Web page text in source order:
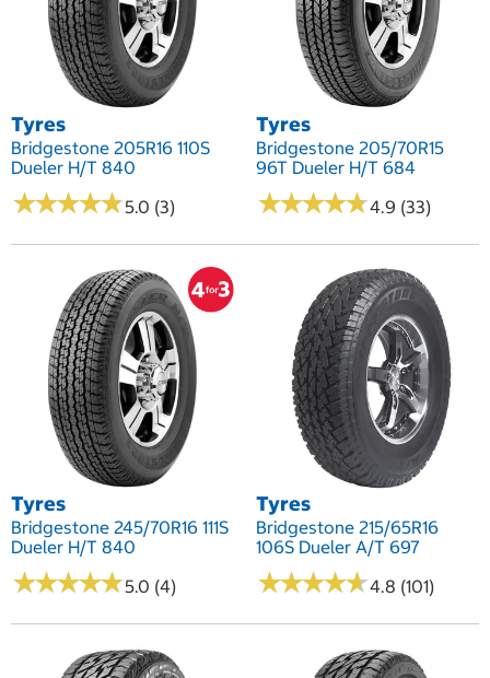
Tyres
Bridgestone 205R16 110S
Dueler H/T 840
★★★★★
★★★★★5.0 (3)
Tyres
Bridgestone 205/70R15
96T Dueler H/T 684
★★★★★
★★★★★4.9 (33)
Tyres
Bridgestone 245/70R16 111S
Dueler H/T 840
★★★★★
★★★★★5.0 (4)
Tyres
Bridgestone 215/65R16
106S Dueler A/T 697
★★★★★
★★★★★4.8 (101)